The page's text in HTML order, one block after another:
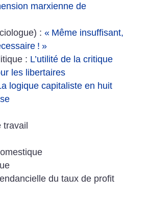
marxienne de
: « Même insuffisant,
! »
: L’utilité de la critique
les libertaires
logique capitaliste en huit
travail
du taux de profit